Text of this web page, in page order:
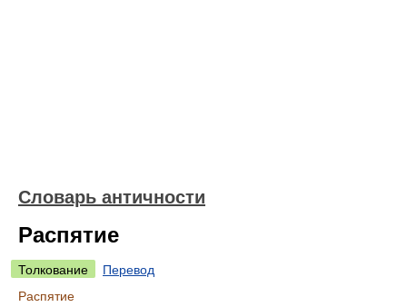
Словарь античности
Распятие
Толкование
Перевод
Распятие